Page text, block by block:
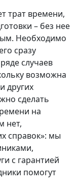
трат времени,
– без нее
Необходимо
сразу
случаев
возможна
других
сделать
на
нет,
справок»: мы
с гарантией
помогут